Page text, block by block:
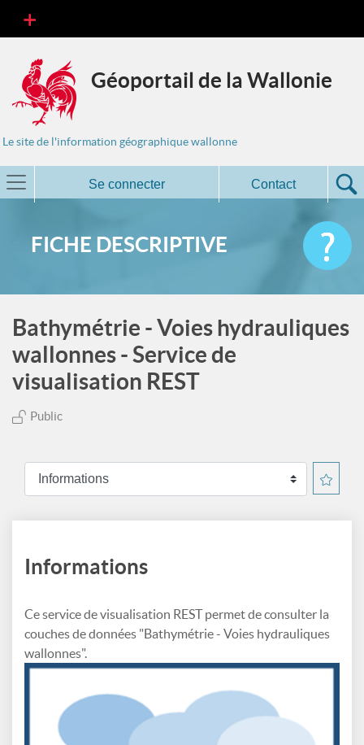
Géoportail de la Wallonie
Le site de l'information géographique wallonne
Se connecter Contact
FICHE DESCRIPTIVE
Bathymétrie - Voies hydrauliques
wallonnes - Service de
visualisation REST
Public
Informations
Ce service de visualisation REST permet de consulter la
couches de données "Bathymétrie - Voies hydrauliques
wallonnes".